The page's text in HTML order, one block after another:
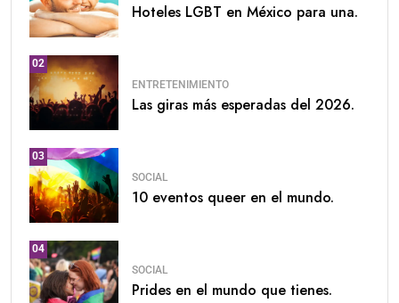
Hoteles LGBT en México para una.
02
ENTRETENIMIENTO
Las giras más esperadas del 2026.
03
SOCIAL
10 eventos queer en el mundo.
04
SOCIAL
Prides en el mundo que tienes.